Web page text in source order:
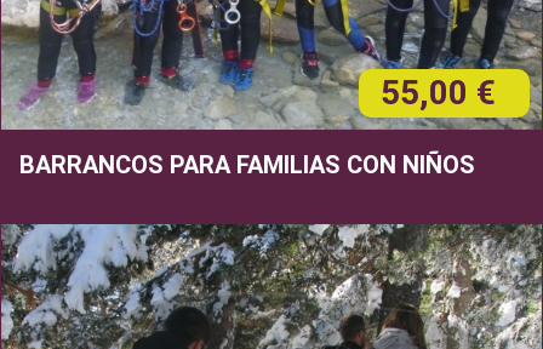
55,00 €
BARRANCOS PARA FAMILIAS CON NIÑOS